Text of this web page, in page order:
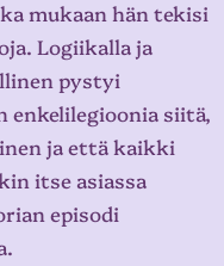
mukaan hän tekisi
Logiikalla ja
pystyi
enkelilegioonia siitä,
ja että kaikki
itse asiassa
episodi